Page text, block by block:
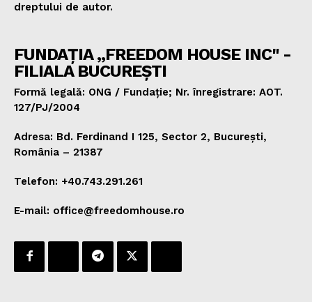
dreptului de autor.
FUNDAȚIA „FREEDOM HOUSE INC" -
FILIALA BUCUREȘTI
Formă legală: ONG / Fundație; Nr. înregistrare: AOT.
127/PJ/2004
Adresa: Bd. Ferdinand I 125, Sector 2, București,
România – 21387
Telefon: +40.743.291.261
E-mail: office@freedomhouse.ro